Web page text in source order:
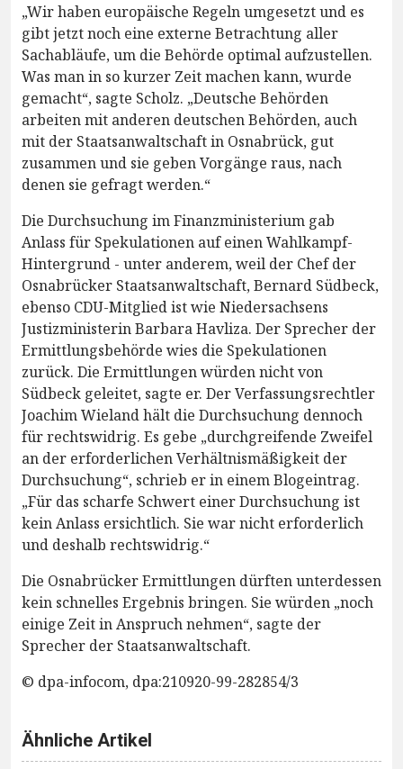
„Wir haben europäische Regeln umgesetzt und es
gibt jetzt noch eine externe Betrachtung aller
Sachabläufe, um die Behörde optimal aufzustellen.
Was man in so kurzer Zeit machen kann, wurde
gemacht“, sagte Scholz. „Deutsche Behörden
arbeiten mit anderen deutschen Behörden, auch
mit der Staatsanwaltschaft in Osnabrück, gut
zusammen und sie geben Vorgänge raus, nach
denen sie gefragt werden.“
Die Durchsuchung im Finanzministerium gab
Anlass für Spekulationen auf einen Wahlkampf-
Hintergrund - unter anderem, weil der Chef der
Osnabrücker Staatsanwaltschaft, Bernard Südbeck,
ebenso CDU-Mitglied ist wie Niedersachsens
Justizministerin Barbara Havliza. Der Sprecher der
Ermittlungsbehörde wies die Spekulationen
zurück. Die Ermittlungen würden nicht von
Südbeck geleitet, sagte er. Der Verfassungsrechtler
Joachim Wieland hält die Durchsuchung dennoch
für rechtswidrig. Es gebe „durchgreifende Zweifel
an der erforderlichen Verhältnismäßigkeit der
Durchsuchung“, schrieb er in einem Blogeintrag.
„Für das scharfe Schwert einer Durchsuchung ist
kein Anlass ersichtlich. Sie war nicht erforderlich
und deshalb rechtswidrig.“
Die Osnabrücker Ermittlungen dürften unterdessen
kein schnelles Ergebnis bringen. Sie würden „noch
einige Zeit in Anspruch nehmen“, sagte der
Sprecher der Staatsanwaltschaft.
© dpa-infocom, dpa:210920-99-282854/3
Ähnliche Artikel